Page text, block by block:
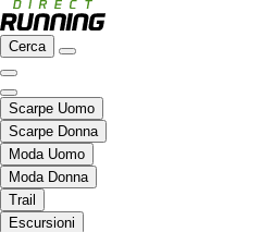
Cerca
Scarpe Uomo
Scarpe Donna
Moda Uomo
Moda Donna
Trail
Escursioni